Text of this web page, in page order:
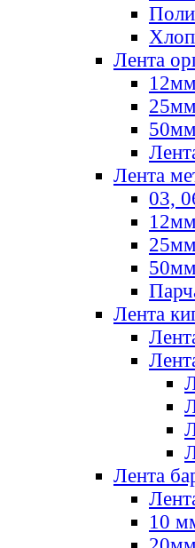
Лента
Лента
03,
Лента
Лента
10